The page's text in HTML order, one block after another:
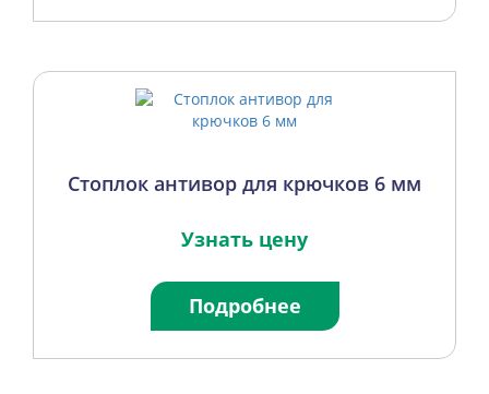
Стоплок антивор для крючков 6 мм
Узнать цену
Подробнее